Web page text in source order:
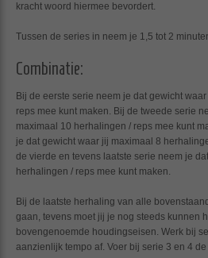
kracht woord hiermee bevordert.
Tussen de series in neem je 1,5 tot 2
Combinatie:
Bij de eerste serie neem je dat gewicht
reps mee kunt maken. Bij de tweede serie
maximaal 10 herhalingen / reps mee kunt
je dat gewicht waar jij maximaal 8
de vierde en tevens laatste serie neem je
herhalingen / reps mee kunt maken.
Bij de laatste herhaling van alle
gaan, tevens moet jij je nog steeds kunnen
bovengenoemde houdingseisen. Werk bij
aanzienlijk tempo af. Voer bij serie 3 en 4